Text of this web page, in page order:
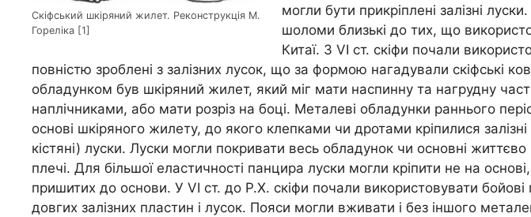
Скіфський шкіряний жилет. Реконструкція М.
Гореліка [1]
могли бути прикріплені залізні
шоломи близькі до тих, що
Китаї. З VI ст. скіфи почали
повністю зроблені з залізних лусок, що за формою нагадували скіфські
обладунком був шкіряний жилет, який міг мати наспинну та нагрудну
наплічниками, або мати розріз на боці. Металеві обладунки раннього
основі шкіряного жилету, до якого клепками чи дротами кріпилися
кістяні) луски. Луски могли покривати весь обладунок чи основні
плечі. Для більшої еластичності панцира луски могли кріпити не на
пришитих до основи. У VI ст. до Р.Х. скіфи почали використовувати
довгих залізних пластин і лусок. Пояси могли вживати і без іншого